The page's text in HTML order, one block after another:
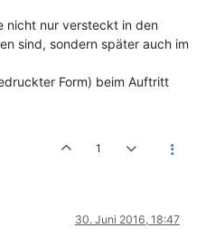
nicht nur versteckt in den
sind, sondern später auch im
Form) beim Auftritt
1
30. Juni 2016, 18:47